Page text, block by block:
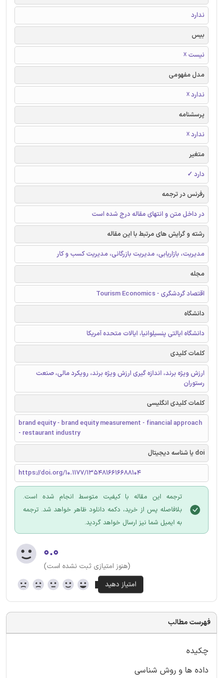
ندارد
بیس
نیست ☓
مدل مفهومی
ندارد ☓
پرسشنامه
ندارد ☓
متغیر
دارد ✓
رفرنس در ترجمه
در داخل متن و انتهای مقاله درج شده است
رشته و گرایش های مرتبط با این مقاله
مدیریت، بازاریابی، مدیریت بازرگانی، مدیریت کسب و کار
مجله
اقتصاد گردشگری - Tourism Economics
دانشگاه
دانشگاه ایالتی پنسیلوانیا، ایالات متحده آمریکا
کلمات کلیدی
ارزش ویژه برند، اندازه گیری ارزش ویژه برند، رویکرد مالی، صنعت
رستوران
کلمات کلیدی انگلیسی
brand equity - brand equity measurement - financial approach
- restaurant industry
doi یا شناسه دیجیتال
https://doi.org/10.1177/1354816616688104
ترجمه این مقاله با کیفیت متوسط انجام شده است.
بلافاصله پس از خرید، دکمه دانلود ظاهر خواهد شد. ترجمه
به ایمیل شما نیز ارسال خواهد گردید.
۰.۰
(هنوز امتیازی ثبت نشده است)
فهرست مطالب
چکیده
داده ها و روش شناسی